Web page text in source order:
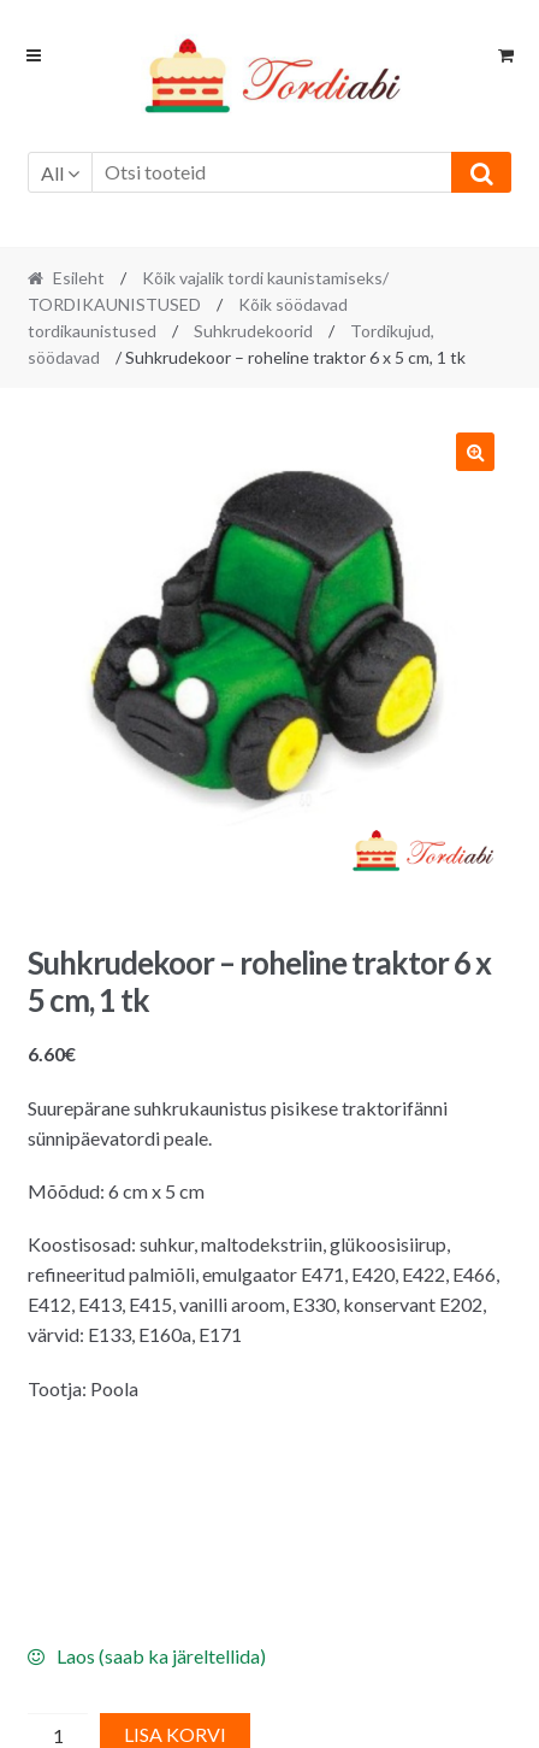
Skip
Skip
All
Esileht /
Kõik vajalik tordi kaunistamiseks/
TORDIKAUNISTUSED
/
Kõik söödavad
tordikaunistused
/ Suhkrudekoorid /
Tordikujud,
söödavad
/ Suhkrudekoor – roheline traktor 6 x 5 cm, 1 tk
Suhkrudekoor – roheline traktor 6 x
5 cm, 1 tk
6.60€
Suurepärane suhkrukaunistus pisikese traktorifänni
sünnipäevatordi peale.
Mõõdud: 6 cm x 5 cm
Koostisosad: suhkur, maltodekstriin, glükoosisiirup,
refineeritud palmiõli, emulgaator E471, E420, E422, E466,
E412, E413, E415, vanilli aroom, E330, konservant E202,
värvid: E133, E160a, E171
Tootja: Poola
Laos (saab ka järeltellida)
SuhkrudekoorLISA KORVI